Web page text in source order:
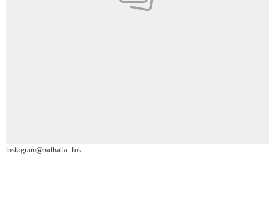
Instagram@nathalia_fok